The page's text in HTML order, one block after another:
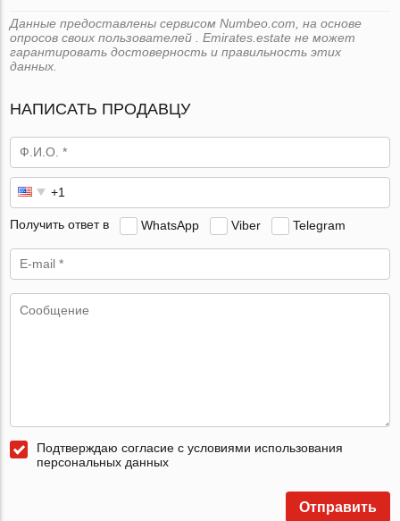
Данные предоставлены сервисом Numbeo.com, на основе
опросов своих пользователей . Emirates.estate не может
гарантировать достоверность и правильность этих
данных.
НАПИСАТЬ ПРОДАВЦУ
Получить ответ в WhatsApp Viber Telegram
Подтверждаю согласие с условиями использования
персональных данных
Отправить